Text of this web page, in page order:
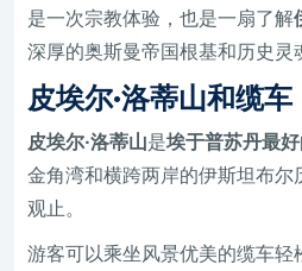
是一次宗教体验，也是一扇了解
深厚的奥斯曼帝国根基和历史灵
皮埃尔·洛蒂山和缆车
皮埃尔·洛蒂山是埃于普苏丹最
金角湾和横跨两岸的伊斯坦布
观止。
游客可以乘坐风景优美的缆车